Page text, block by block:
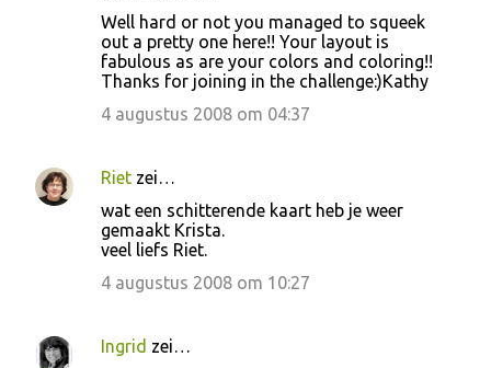
Well hard or not you managed to squeek
out a pretty one here!! Your layout is
fabulous as are your colors and coloring!!
Thanks for joining in the challenge:)Kathy
4 augustus 2008 om 04:37
Riet zei…
wat een schitterende kaart heb je weer
gemaakt Krista.
veel liefs Riet.
4 augustus 2008 om 10:27
Ingrid zei…